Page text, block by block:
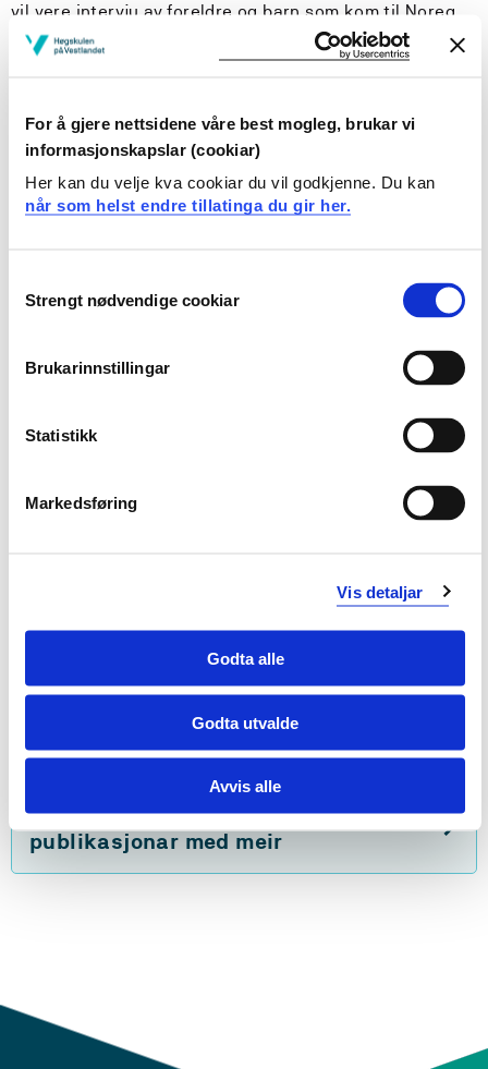
For å gjere nettsidene våre best mogleg, brukar vi
informasjonskapslar (cookiar)
Her kan du velje kva cookiar du vil godkjenne. Du kan
når som helst endre tillatinga du gir her.
Selection
Strengt nødvendige cookiar
Brukarinnstillingar
Statistikk
Markedsføring
Vis detaljar
Godta alle
Godta utvalde
Avvis alle
vil vere intervju av foreldre og barn som kom til Noreg
som asylsøkarar kring år 2000, og som framleis er
busette i land- og småbykommunar på Vestlandet.
seg den første tiårsperioden som busette i landet, samt
om og korleis hjelpeapparatet og andre profesjonelle
har delteke i dette.
Prosjektet ser nærare på desse problemstillingane: Kva
første åra i landet?Kva plass har hjelpeapparatet og
andre profesjonelle i forhandlingane?Kva diskursar blir
Eit mål med prosjektet er å utvide kunnskapsgrunnlaget
Sjå prosjektside i NVA for
publikasjonar med meir